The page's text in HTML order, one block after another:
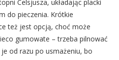
Celsjusza, układając placki
do pieczenia. Krótkie
też jest opcją, choć może
gumowate – trzeba pilnować
od razu po usmażeniu, bo